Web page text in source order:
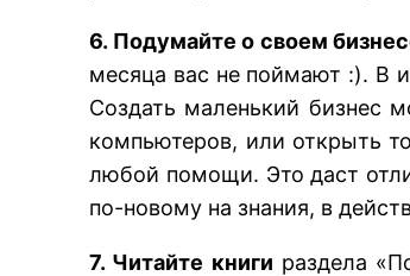
6. Подумайте о своем
месяца вас не поймают :). В
Создать маленький бизнес
компьютеров, или открыть
любой помощи. Это даст
по-новому на знания, в
7. Читайте книги раздела